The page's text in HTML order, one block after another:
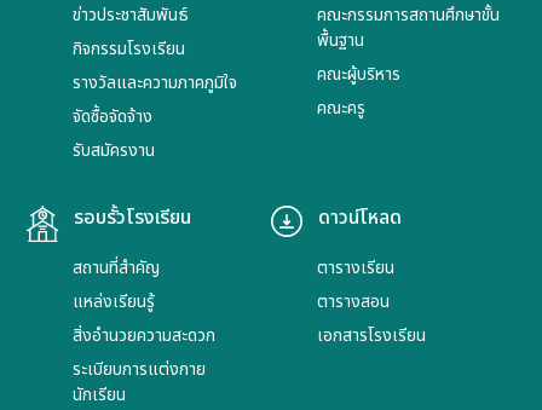
ข่าวประชาสัมพันธ์
กิจกรรมโรงเรียน
รางวัลและความภาคภูมิใจ
จัดซื้อจัดจ้าง
รับสมัครงาน
คณะกรรมการสถานศึกษาขั้น
พื้นฐาน
คณะผู้บริหาร
คณะครู
รอบรั้วโรงเรียน
สถานที่สำคัญ
แหล่งเรียนรู้
สิ่งอำนวยความสะดวก
ระเบียบการแต่งกาย
นักเรียน
ดาวน์โหลด
ตารางเรียน
ตารางสอน
เอกสารโรงเรียน